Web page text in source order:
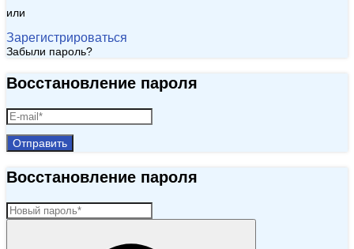
или
Зарегистрироваться
Забыли пароль?
Восстановление пароля
Отправить
Восстановление пароля